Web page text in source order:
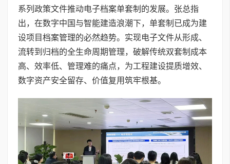
系列政策文件推动电子档案单套制的发展。张总指
出，在数字中国与智能建造浪潮下，单套制已成为建
设项目档案管理的必然趋势。实现电子文件从形成、
流转到归档的全生命周期管理，破解传统双套制成本
高、效率低、管理难的痛点，为工程建设提质增效、
数字资产安全留存、价值复用筑牢根基。